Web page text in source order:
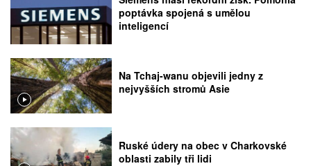
poptávka spojená s umělou
inteligencí
Na Tchaj-wanu objevili jedny z
nejvyšších stromů Asie
Ruské údery na obec v Charkovské
oblasti zabily tři lidi